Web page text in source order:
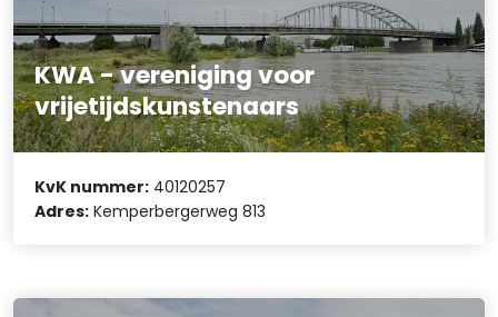
KWA - vereniging voor
vrijetijdskunstenaars
KvK nummer: 40120257
Adres: Kemperbergerweg 813